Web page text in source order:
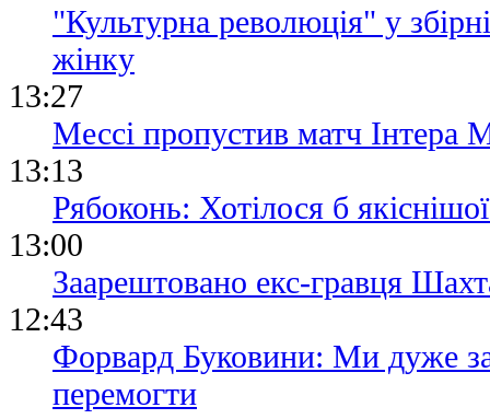
"Культурна революція" у
жінку
13:27
Мессі пропустив матч Інтера
13:13
Рябоконь: Хотілося б
13:00
Заарештовано екс-гравця
12:43
Форвард Буковини: Ми дуже
перемогти